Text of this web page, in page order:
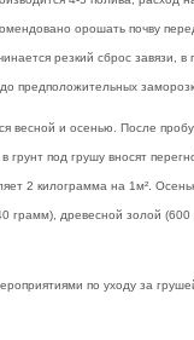
орошать почву
резкий сброс завязи, в
предположительных
весной и осенью. После
грунт под грушу вносят
2 килограмма на 1м².
грамм), древесной золой
по уходу за